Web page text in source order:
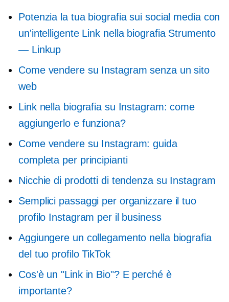
Potenzia la tua biografia sui social media con
un'intelligente Link nella biografiaStrumento
— Linkup
Come vendere su Instagram senza un sito
web
Link nella biografia su Instagram: come
aggiungerlo e funziona?
Come vendere su Instagram: guida
completa per principianti
Nicchie di prodotti di tendenza su Instagram
Semplici passaggi per organizzare il tuo
profilo Instagram per il business
Aggiungere un collegamento nella biografia
del tuo profilo TikTok
Cos'è un "Link in Bio"? E perché è
importante?